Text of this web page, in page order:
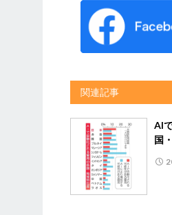
関連記事
AI
国